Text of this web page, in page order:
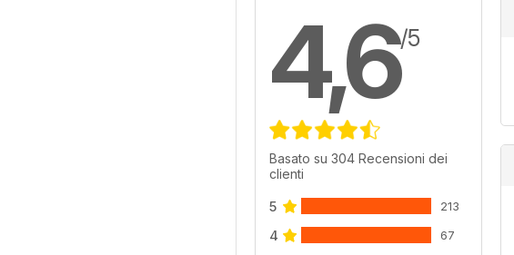
4,6/5
Basato su 304 Recensioni dei
clienti
5 213
4 67